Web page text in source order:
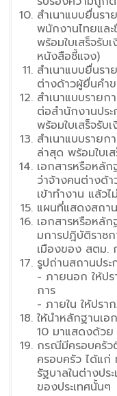
สำเนาแบบยื่นร
พนักงานไทยแล
พร้อมใบเสร็จรั
หนังสือชี้แจง)
สำเนาแบบยื่นร
ต่างด้าวผู้ยื่นคำ
สำเนาแบบราย
ต่อสำนักงานปร
พร้อมใบเสร็จรับเ
สำเนาแบบราย
ล่าสุด พร้อมใบเ
เอกสารหรือหลั
ว่าจ้างคนต่างด้
เข้าทำงาน แล้ว
แผนที่แสดงสถา
เอกสารหรือหลั
มการปฎิบัติราช
เมืองของ สตม.
รูปถ่านสถานประ
- ภายนอก ให้ปร
การ
- ภายใน ให้ปร
ให้นำหลักฐานเ
10 มาแสดงด้วย
กรณีมีครอบครัว
ครอบครัว ได้แก่
รัฐบาลในต่างปร
ของประเทศนั้นๆ